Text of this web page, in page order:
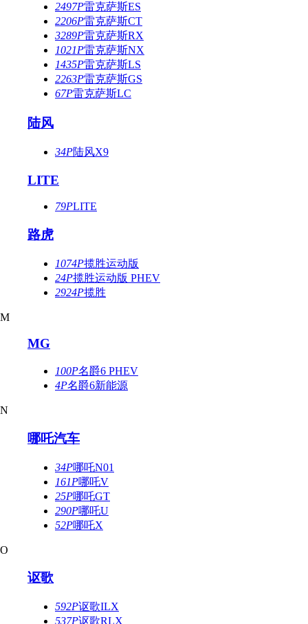
2497P雷克萨斯ES
2206P雷克萨斯CT
3289P雷克萨斯RX
1021P雷克萨斯NX
1435P雷克萨斯LS
2263P雷克萨斯GS
67P雷克萨斯LC
陆风
34P陆风X9
LITE
79PLITE
路虎
1074P揽胜运动版
24P揽胜运动版 PHEV
2924P揽胜
M
MG
100P名爵6 PHEV
4P名爵6新能源
N
哪吒汽车
34P哪吒N01
161P哪吒V
25P哪吒GT
290P哪吒U
52P哪吒X
O
讴歌
592P讴歌ILX
537P讴歌RLX